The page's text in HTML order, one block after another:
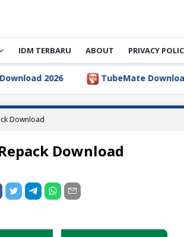
IDM TERBARU ABOUT PRIVACY
TubeMate Downloader v6.5.1
Download
Download